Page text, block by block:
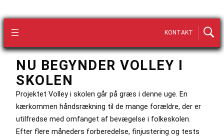
KONTAKT
NU BEGYNDER VOLLEY I
SKOLEN
Projektet Volley i skolen går på græs i denne uge. En
kærkommen håndsrækning til de mange forældre, der er
utilfredse med omfanget af bevægelse i folkeskolen.
Efter flere måneders forberedelse, finjustering og tests